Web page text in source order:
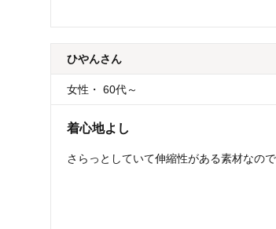
ひやんさん
女性 ・ 60代～
着心地よし
さらっとしていて伸縮性がある素材なの